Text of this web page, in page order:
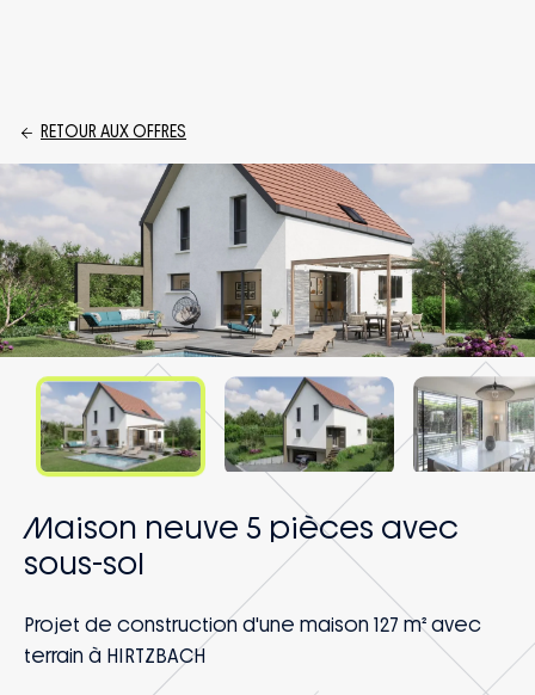
RETOUR AUX OFFRES
Maison neuve 5 pièces avec
sous-sol
Projet de construction d'une maison 127 m² avec
terrain à HIRTZBACH